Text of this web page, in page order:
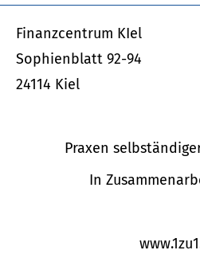
Finanzcentrum KIel
Sophienblatt 92-94
24114 Kiel
Praxen
In